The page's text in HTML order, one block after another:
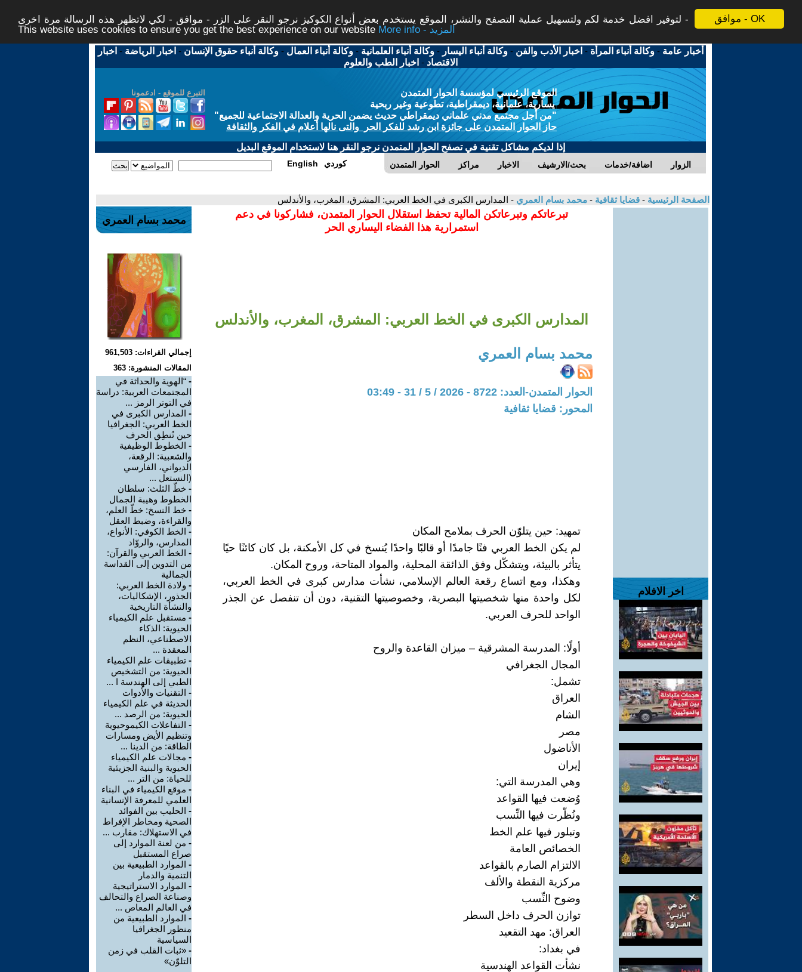
موافق - OK
لتوفير افضل خدمة لكم ولتسهيل عملية التصفح والنشر، الموقع يستخدم بعض أنواع الكوكيز نرجو النقر على الزر - موافق - لكي لاتظهر هذه الرسالة مرة اخرى -
This website uses cookies to ensure you get the best experience on our website
More info - المزيد
أخبار عامة -وكالة أنباء المرأة - اخبار الأدب والفن -وكالة أنباء اليسار -وكالة أنباء العلمانية -وكالة أنباء العمال -وكالة أنباء حقوق الإنسان - اخبار الرياضة - اخبار
الاقتصاد - اخبار الطب والعلوم
التبرع للموقع - ادعمونا
الموقع الرئيسي لمؤسسة الحوار المتمدن
يسارية، علمانية، ديمقراطية، تطوعية وغير ربحية
"من أجل مجتمع مدني علماني ديمقراطي حديث يضمن الحرية والعدالة الاجتماعية للجميع"
حاز الحوار المتمدن على جائزة ابن رشد للفكر الحر والتى نالها أعلام في الفكر والثقافة
إذا لديكم مشاكل تقنية في تصفح الحوار المتمدن نرجو النقر هنا لاستخدام الموقع البديل
الحوار المتمدن مراكز الاخبار بحث/الارشيف اضافة/خدمات الزوار English كوردي
الصفحة الرئيسية - قضايا ثقافية - محمد بسام العمري - المدارس الكبرى في الخط العربي: المشرق، المغرب، والأندلس
اخر الافلام
تبرعاتكم وتبرعاتكن المالية تحفظ استقلال الحوار المتمدن، فشاركونا في دعم
استمرارية هذا الفضاء اليساري الحر
المدارس الكبرى في الخط العربي: المشرق، المغرب، والأندلس
محمد بسام العمري
الحوار المتمدن-العدد: 8722 - 2026 / 5 / 31 - 03:49
المحور: قضايا ثقافية
تمهيد: حين يتلوّن الحرف بملامح المكان
لم يكن الخط العربي فنًا جامدًا أو قالبًا واحدًا يُنسخ في كل الأمكنة، بل كان كائنًا حيًا
يتأثر بالبيئة، ويتشكّل وفق الذائقة المحلية، والمواد المتاحة، وروح المكان.
وهكذا، ومع اتساع رقعة العالم الإسلامي، نشأت مدارس كبرى في الخط العربي،
لكل واحدة منها شخصيتها البصرية، وخصوصيتها التقنية، دون أن تنفصل عن الجذر
الواحد للحرف العربي.
أولًا: المدرسة المشرقية – ميزان القاعدة والروح
المجال الجغرافي
تشمل:
العراق
الشام
مصر
الأناضول
إيران
وهي المدرسة التي:
وُضعت فيها القواعد
ونُظّرت فيها النِّسب
وتبلور فيها علم الخط
الخصائص العامة
الالتزام الصارم بالقواعد
مركزية النقطة والألف
وضوح النِّسب
توازن الحرف داخل السطر
العراق: مهد التقعيد
في بغداد:
نشأت القواعد الهندسية
محمد بسام العمري
إجمالي القراءات: 961,503
المقالات المنشورة: 363
- “الهوية والحداثة في
المجتمعات العربية: دراسة
في التوتر الرمز ...
- المدارس الكبرى في
الخط العربي: الجغرافيا
حين تُنطِق الحرف
- الخطوط الوظيفية
والشعبية: الرقعة،
الديواني، الفارسي
(النستعل ...
- خطّ الثلث: سلطان
الخطوط وهيبة الجمال
- خط النسخ: خطّ العلم،
والقراءة، وضبط العقل
- الخط الكوفي: الأنواع،
المدارس، والروّاد
- الخط العربي والقرآن:
من التدوين إلى القداسة
الجمالية
- ولادة الخط العربي:
الجذور، الإشكاليات،
والنشأة التاريخية
- مستقبل علم الكيمياء
الحيوية: الذكاء
الاصطناعي، النظم
المعقدة ...
- تطبيقات علم الكيمياء
الحيوية: من التشخيص
الطبي إلى الهندسة ا ...
- التقنيات والأدوات
الحديثة في علم الكيمياء
الحيوية: من الرصد ...
- التفاعلات الكيموحيوية
وتنظيم الأيض ومسارات
الطاقة: من الدينا ...
- مجالات علم الكيمياء
الحيوية والبنية الجزيئية
للحياة: من التر ...
- موقع الكيمياء في البناء
العلمي للمعرفة الإنسانية
- الحليب بين الفوائد
الصحية ومخاطر الإفراط
في الاستهلاك: مقارب ...
- من لعنة الموارد إلى
صراع المستقبل
- الموارد الطبيعية بين
التنمية والدمار
- الموارد الاستراتيجية
وصناعة الصراع والتحالف
في العالم المعاص ...
- الموارد الطبيعية من
منظور الجغرافيا
السياسية
- «ثبات القلب في زمن
التلوّن»